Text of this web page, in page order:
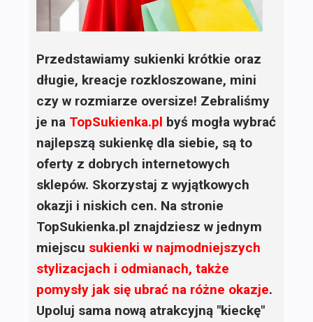
Przedstawiamy sukienki krótkie oraz
długie, kreacje rozkloszowane, mini
czy w rozmiarze oversize! Zebraliśmy
je na TopSukienka.pl byś mogła wybrać
najlepszą sukienkę dla siebie, są to
oferty z dobrych internetowych
sklepów. Skorzystaj z wyjątkowych
okazji i niskich cen. Na stronie
TopSukienka.pl znajdziesz w jednym
miejscu sukienki w najmodniejszych
stylizacjach i odmianach, także
pomysły jak się ubrać na różne okazje.
Upoluj sama nową atrakcyjną "kieckę"